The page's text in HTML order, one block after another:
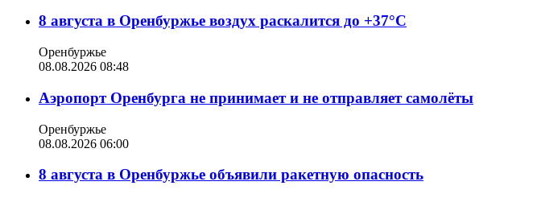
8 августа в Оренбуржье воздух раскалится до +37°C
Оренбуржье
08.08.2026 08:48
Аэропорт Оренбурга не принимает и не отправляет самолёты
Оренбуржье
08.08.2026 06:00
8 августа в Оренбуржье объявили ракетную опасность